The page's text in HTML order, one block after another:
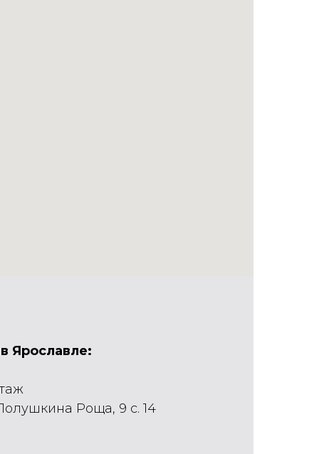
Ярославле:
Роща, 9 с. 14